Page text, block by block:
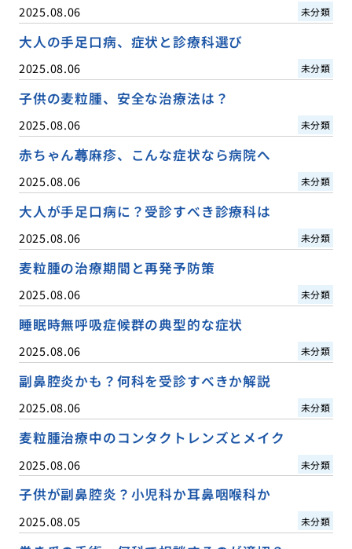
2025.08.06 未分類
大人の手足口病、症状と診療科選び
2025.08.06 未分類
子供の麦粒腫、安全な治療法は？
2025.08.06 未分類
赤ちゃん蕁麻疹、こんな症状なら病院へ
2025.08.06 未分類
大人が手足口病に？受診すべき診療科は
2025.08.06 未分類
麦粒腫の治療期間と再発予防策
2025.08.06 未分類
睡眠時無呼吸症候群の典型的な症状
2025.08.06 未分類
副鼻腔炎かも？何科を受診すべきか解説
2025.08.06 未分類
麦粒腫治療中のコンタクトレンズとメイク
2025.08.06 未分類
子供が副鼻腔炎？小児科か耳鼻咽喉科か
2025.08.05 未分類